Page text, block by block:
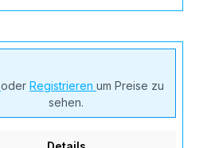
oder Registrieren um Preise zu
sehen.